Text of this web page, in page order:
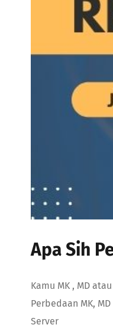
Apa Sih
Kamu MK , MD
Perbedaan MK,
Server